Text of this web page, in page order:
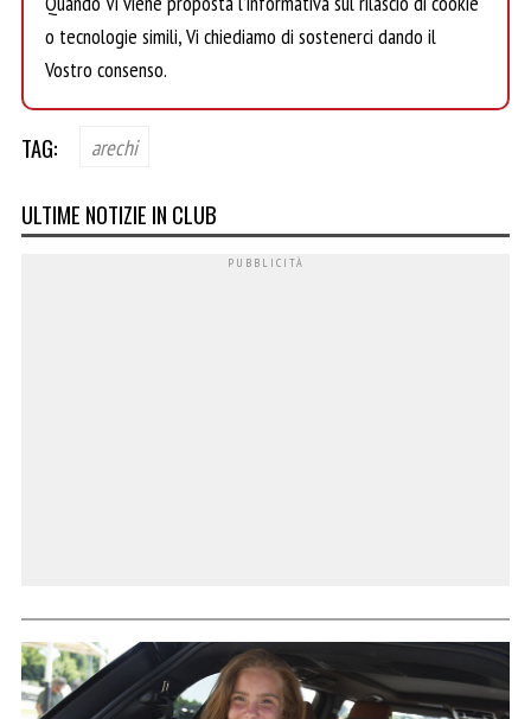
o tecnologie simili, Vi chiediamo di sostenerci dando il
Vostro consenso.
TAG: arechi
ULTIME NOTIZIE IN CLUB